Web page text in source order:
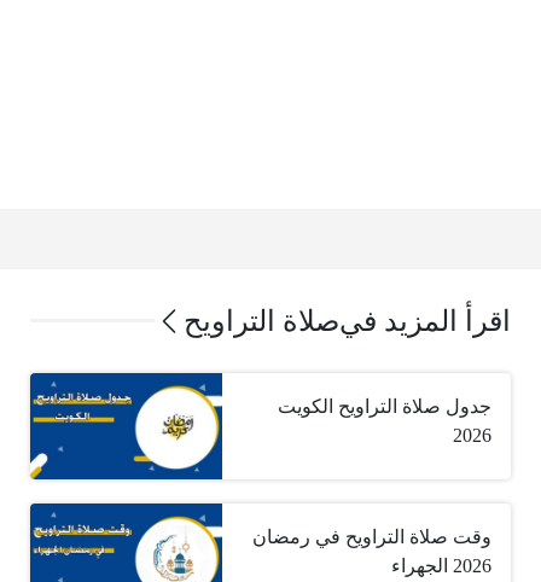
اقرأ المزيد فيصلاة التراويح
جدول صلاة التراويح الكويت
2026
وقت صلاة التراويح في رمضان
2026 الجهراء